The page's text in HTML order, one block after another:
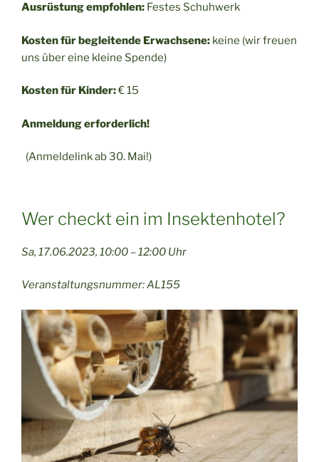
Ausrüstung empfohlen: Festes Schuhwerk
Kosten für begleitende Erwachsene: keine (wir freuen
uns über eine kleine Spende)
Kosten für Kinder:€ 15
Anmeldung erforderlich!
(Anmeldelink ab 30. Mai!)
Wer checkt ein im Insektenhotel?
Sa, 17.06.2023, 10:00 – 12:00 Uhr
Veranstaltungsnummer: AL155